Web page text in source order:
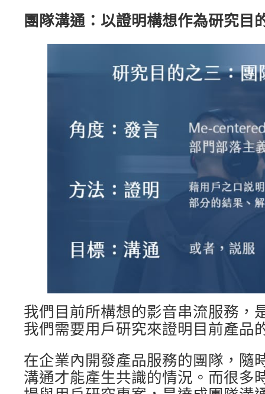
團隊溝通：以證明構想作為研究目
我們目前所構想的影音串流服務，
我們需要用戶研究來證明目前產品
在企業內開發產品服務的團隊，隨
溝通才能產生共識的情況。而很多